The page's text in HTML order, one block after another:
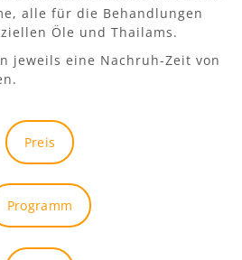
alle für die Behandlungen
Öle und Thailams.
jeweils eine Nachruh-Zeit von
Preis
Programm